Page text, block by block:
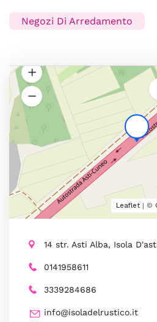
Negozi Di Arredamento
Leaflet | ©
14 str. Asti Alba, Isola
0141958611
3339284686
info@isoladelrustico.it